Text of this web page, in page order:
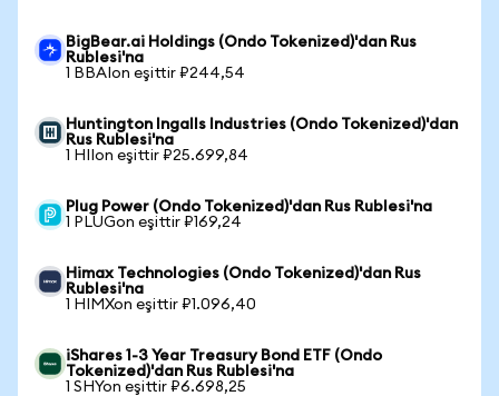
BigBear.ai Holdings (Ondo Tokenized)'dan Rus
Rublesi'na
1 BBAIon eşittir ₽244,54
Huntington Ingalls Industries (Ondo Tokenized)'dan
Rus Rublesi'na
1 HIIon eşittir ₽25.699,84
Plug Power (Ondo Tokenized)'dan Rus Rublesi'na
1 PLUGon eşittir ₽169,24
Himax Technologies (Ondo Tokenized)'dan Rus
Rublesi'na
1 HIMXon eşittir ₽1.096,40
iShares 1-3 Year Treasury Bond ETF (Ondo
Tokenized)'dan Rus Rublesi'na
1 SHYon eşittir ₽6.698,25